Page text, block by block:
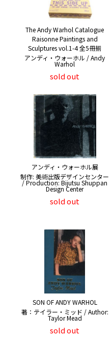
The Andy Warhol Catalogue
Raisonne Paintings and
Sculptures vol.1-4 全5冊揃
アンディ・ウォーホル / Andy
Warhol
sold out
アンディ・ウォーホル展
制作: 美術出版デザインセンター
/ Production: Bijutsu Shuppan
Design Center
sold out
SON OF ANDY WARHOL
著：テイラー・ミッド / Author:
Taylor Mead
sold out